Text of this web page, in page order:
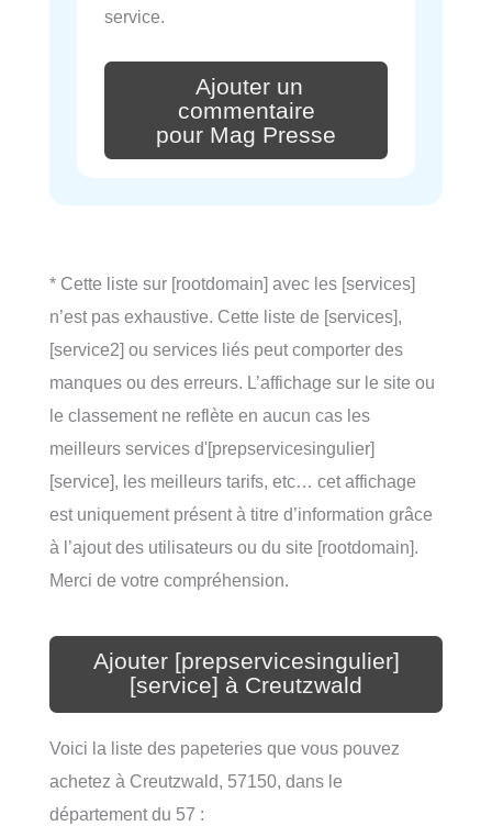
service.
Ajouter un
commentaire
pour Mag Presse
* Cette liste sur [rootdomain] avec les [services]
n’est pas exhaustive. Cette liste de [services],
[service2] ou services liés peut comporter des
manques ou des erreurs. L’affichage sur le site ou
le classement ne reflète en aucun cas les
meilleurs services d'[prepservicesingulier]
[service], les meilleurs tarifs, etc… cet affichage
est uniquement présent à titre d’information grâce
à l’ajout des utilisateurs ou du site [rootdomain].
Merci de votre compréhension.
Ajouter [prepservicesingulier]
[service] à Creutzwald
Voici la liste des papeteries que vous pouvez
achetez à Creutzwald, 57150, dans le
département du 57 :